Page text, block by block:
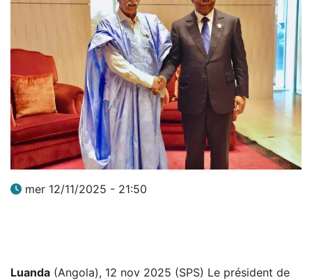
mer 12/11/2025 - 21:50
Luanda (Angola), 12 nov 2025 (SPS) Le président de